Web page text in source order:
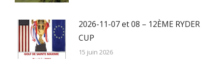
2026-11-07 et 08 – 12ÈME RYDER
CUP
15 juin 2026